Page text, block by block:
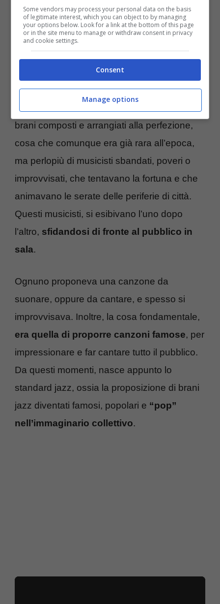
Non si trattava di orchestre complesse o di
brani composti e arrangiati alla perfezione,
cosa che comunque era già rara all’epoca,
ma perlopiù di musicisti sbandati, poveri o
improvvisati, che tentavano la fortuna e che
animavano le serate delle periferie di città.
Questi musicisti, si esibivano l’uno dopo
l’altro, sfidandosi di fronte al pubblico in
sala.
Ognuno proponeva una canzone da
suonare, oppure da cantare, e spesso si
improvvisava. Inoltre, la cosa fondamentale,
era quella di proporre canzoni famose, per
impressionare e far cantare tutto il pubblico.
Da questi momenti, nasce appunto lo
standard jazz, ossia la proposizione di brani
jazz diventati famosi, popolari e “pop”
nell’immaginario collettivo.
Some vendors may process your personal data on the basis
of legitimate interest, which you can object to by managing
your options below. Look for a link at the bottom of this page
or in the site menu to manage or withdraw consent in privacy
and cookie settings.
Consent
Manage options